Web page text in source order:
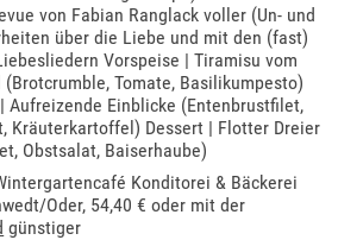
von Fabian Ranglack voller (Un- und
über die Liebe und mit den (fast)
Vorspeise | Tiramisu vom
Tomate, Basilikumpesto)
Aufreizende Einblicke (Entenbrustfilet,
Kräuterkartoffel) Dessert | Flotter Dreier
Obstsalat, Baiserhaube)
Konditorei & Bäckerei
Oder, 54,40 € oder mit der
günstiger